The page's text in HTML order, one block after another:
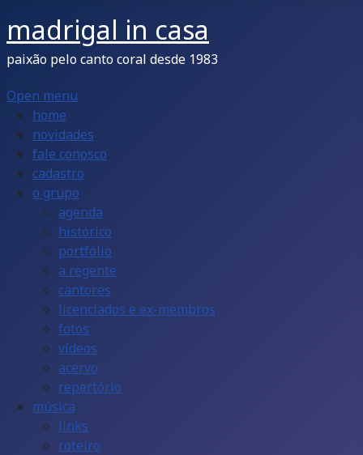
madrigal in casa
paixão pelo canto coral desde 1983
Open menu
home
novidades
fale conosco
cadastro
o grupo
agenda
histórico
portfólio
a regente
cantores
licenciados e ex-membros
fotos
vídeos
acervo
repertório
música
links
roteiro